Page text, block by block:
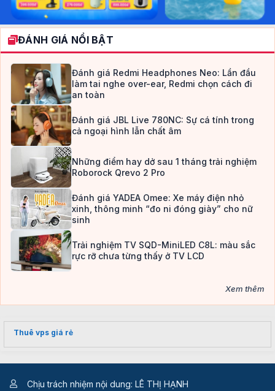
ĐÁNH GIÁ NỔI BẬT
Đánh giá Redmi Headphones Neo: Lần đầu
làm tai nghe over-ear, Redmi chọn cách đi
an toàn
Đánh giá JBL Live 780NC: Sự cá tính trong
cả ngoại hình lẫn chất âm
Những điểm hay dở sau 1 tháng trải nghiệm
Roborock Qrevo 2 Pro
Đánh giá YADEA Omee: Xe máy điện nhỏ
xinh, thông minh “đo ni đóng giày” cho nữ
sinh
Trải nghiệm TV SQD-MiniLED C8L: màu sắc
rực rỡ chưa từng thấy ở TV LCD
Xem thêm
Thuê vps giá rẻ
Chịu trách nhiệm nội dung: LÊ THỊ HẠNH